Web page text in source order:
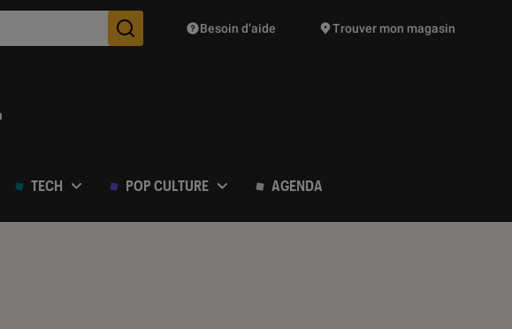
Des suggestions de produits vont vous être proposées
Besoin d’aide Trouver mon magasin
TECH POP CULTURE AGENDA